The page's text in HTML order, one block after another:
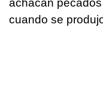
achacan
cuando se